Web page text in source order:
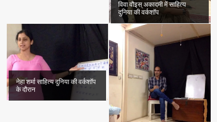
विवा वौइस् अकादमी में साहित्य
दुनिया की वर्कशॉप
नेहा शर्मा साहित्य दुनिया की वर्कशॉप
के दौरान